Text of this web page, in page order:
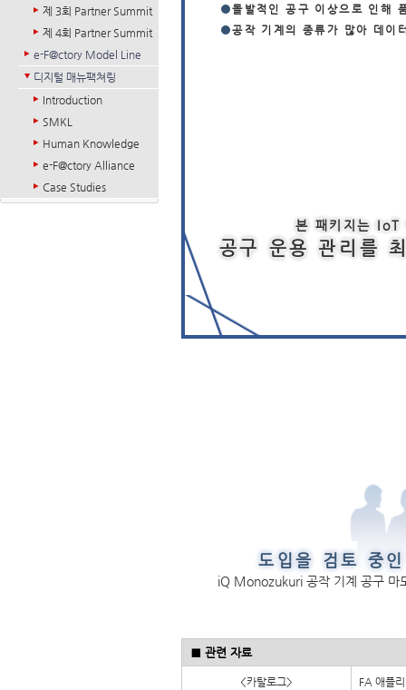
제 3회 Partner Summit
제 4회 Partner Summit
e-F@ctory Model Line
디지털 매뉴팩쳐링
Introduction
SMKL
Human Knowledge
e-F@ctory Alliance
Case Studies
돌발적인 공구 이상으로 인해
공작 기계의 종류가 많아 데이
본 패키지는 IoT
공구 운용 관리를
도입을 검토 중
iQ Monozukuri 공작 기계 공구 마
■ 관련 자료
<카탈로그>
FA 애플